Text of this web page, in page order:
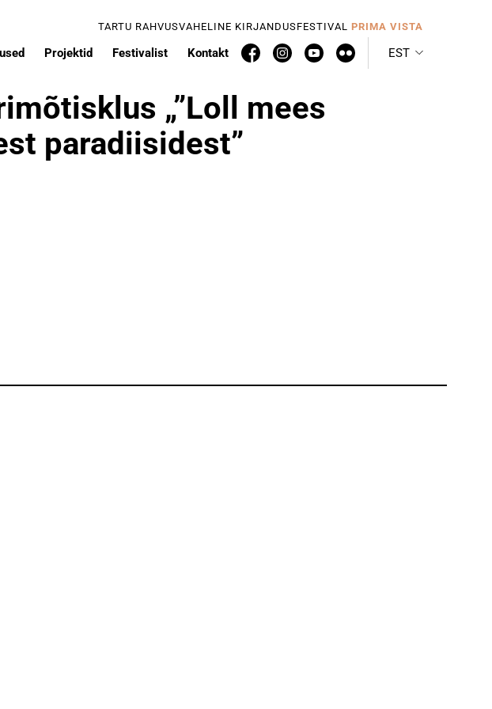
TARTU RAHVUSVAHELINE KIRJANDUSFESTIVAL PRIMA VISTA
Projektid Festivalist Kontakt EST
„”Loll mees
paradiisidest”